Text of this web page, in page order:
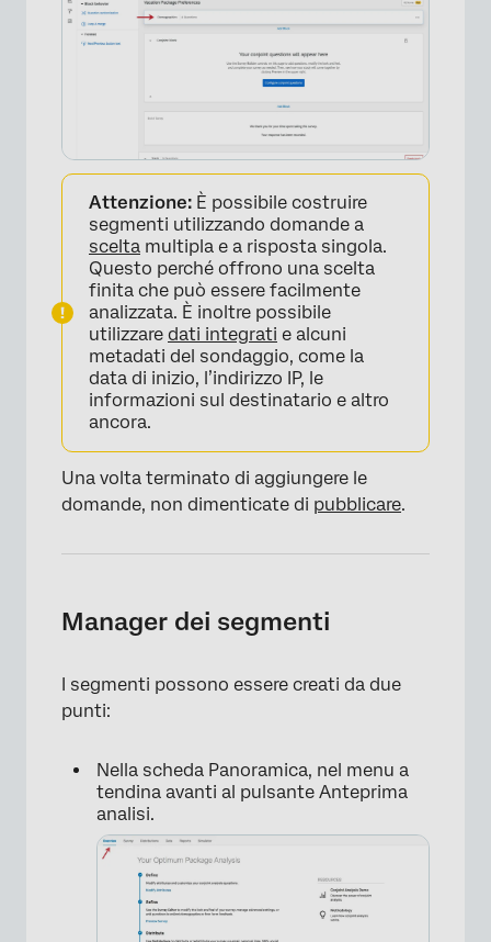
×
Attenzione: È possibile costruire
segmenti utilizzando domande a
scelta multipla e a risposta singola.
Questo perché offrono una scelta
finita che può essere facilmente
analizzata. È inoltre possibile
utilizzare dati integrati e alcuni
metadati del sondaggio, come la
data di inizio, l’indirizzo IP, le
informazioni sul destinatario e altro
ancora.
Una volta terminato di aggiungere le
domande, non dimenticate di pubblicare.
Manager dei segmenti
I segmenti possono essere creati da due
punti:
Nella scheda Panoramica, nel menu a
tendina avanti al pulsante Anteprima
analisi.